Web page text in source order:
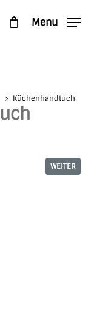
Menu
Küchenhandtuch
WEITER